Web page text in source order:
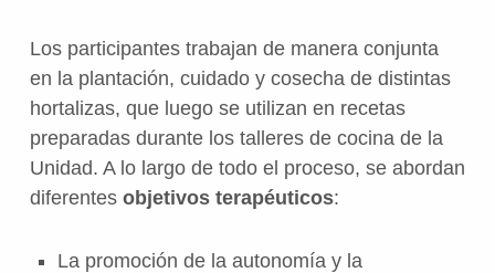
Los participantes trabajan de manera conjunta
en la plantación, cuidado y cosecha de distintas
hortalizas, que luego se utilizan en recetas
preparadas durante los talleres de cocina de la
Unidad. A lo largo de todo el proceso, se abordan
diferentes objetivos terapéuticos:
La promoción de la autonomía y la